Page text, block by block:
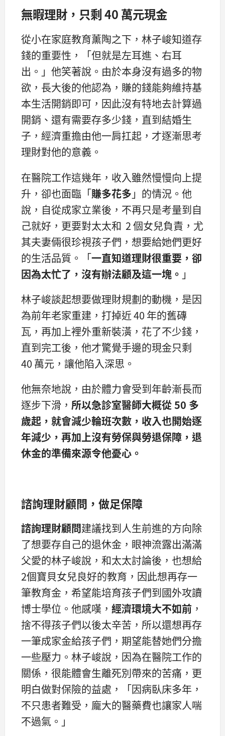
無暇理財， 只剩 40 萬元現金
從小在家庭教育薰陶之下，林子峻知道存
錢的重要性，「但就是左耳進、右耳
出。」他笑著說。由於本身沒有過多的物
欲，長大後的他認為，賺的錢能夠維持基
本生活開銷即可，因此沒有特地去計算過
開銷、還有需要存多少錢，直到結婚生
子，經濟重擔由他一肩扛起，才逐漸思考
理財對他的意義。
在醫院工作這幾年，收入雖然慢慢向上提
升，卻也面臨「賺多花多 」的情況。他
說，自從成家立業後，不再只是考量到自
己就好，更要對太太和 2 個女兒負責，尤
其夫妻倆很珍視孩子們，想要給她們更好
的生活品質。「一直知道理財很重要，卻
因為太忙了，沒有辦法顧及這一塊。 」
林子峻談起想要做理財規劃的動機，是因
為前年老家重建，打掉近 40 年的舊磚
瓦，再加上裡外重新裝潢，花了不少錢，
直到完工後，他才驚覺手邊的現金只剩
40 萬元，讓他陷入深思。
他無奈地說，由於體力會受到年齡漸長而
逐步下滑， 所以急診室醫師大概從 50 多
歲起， 就會減少輪班次數， 收入也開始逐
年減少， 再加上沒有勞保與勞退保障， 退
休金的準備來源令他憂心。
諮詢理財顧問，做足保障
諮詢理財顧問建議找到人生前進的方向除
了想要存自己的退休金，眼神流露出滿滿
父愛的林子峻說，和太太討論後，也想給
2個寶貝女兒良好的教育，因此想再存一
筆教育金，希望能培育孩子們到國外攻讀
博士學位。他感嘆， 經濟環境大不如前 ，
捨不得孩子們以後太辛苦，所以還想再存
一筆成家金給孩子們，期望能替她們分擔
一些壓力。林子峻說，因為在醫院工作的
關係，很能體會生離死別帶來的苦痛，更
明白做對保險的益處，「因病臥床多年，
不只患者難受，龐大的醫藥費也讓家人喘
不過氣。」